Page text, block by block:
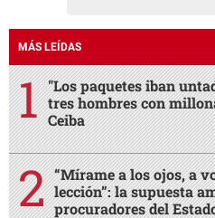
MÁS LEÍDAS
"Los paquetes iban
tres hombres con
Ceiba
“Mírame a los ojos, a
lección”: la supuesta
procuradores del